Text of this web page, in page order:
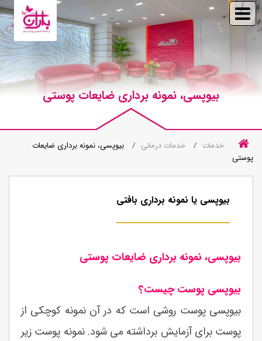
ورود
بیوپسی، نمونه برداری ضایعات پوستی
خدمات خدمات درمانی
بیوپسی، نمونه برداری ضایعات
پوستی
بیوپسی یا نمونه برداری بافتی
بیوپسی، نمونه برداری ضایعات پوستی
بیوپسی پوست چیست؟
بیوپسی پوست روشی است که در آن نمونه کوچکی از
پوست برای آزمایش برداشته می شود. نمونه پوست زیر